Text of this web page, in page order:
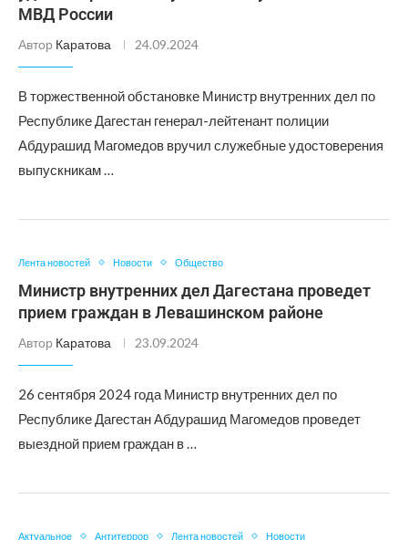
МВД России
Автор Каратова 24.09.2024
В торжественной обстановке Министр внутренних дел по
Республике Дагестан генерал-лейтенант полиции
Абдурашид Магомедов вручил служебные удостоверения
выпускникам …
Лента новостей Новости Общество
Министр внутренних дел Дагестана проведет
прием граждан в Левашинском районе
Автор Каратова 23.09.2024
26 сентября 2024 года Министр внутренних дел по
Республике Дагестан Абдурашид Магомедов проведет
выездной прием граждан в …
Актуальное Антитеррор Лента новостей Новости